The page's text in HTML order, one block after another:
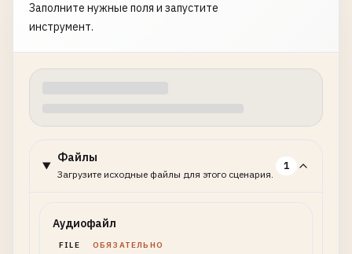
Заполните нужные поля и запустите
инструмент.
Файлы
Загрузите исходные файлы для этого сценария.
1
Аудиофайл
FILE ОБЯЗАТЕЛЬНО